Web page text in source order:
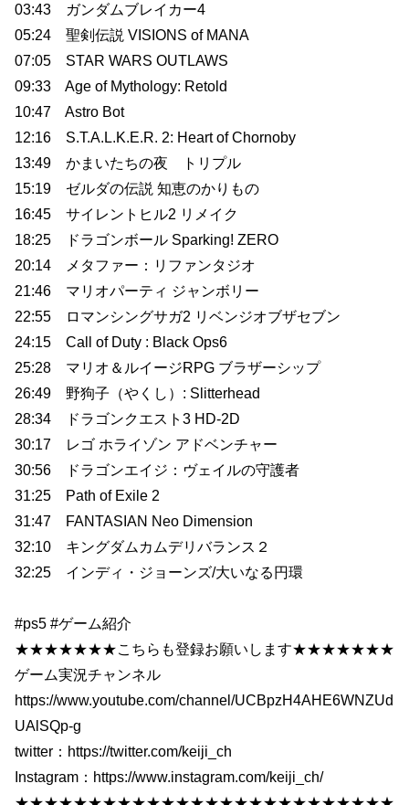
03:43 ガンダムブレイカー4
05:24 聖剣伝説 VISIONS of MANA
07:05 STAR WARS OUTLAWS
09:33 Age of Mythology: Retold
10:47 Astro Bot
12:16 S.T.A.L.K.E.R. 2: Heart of Chornoby
13:49 かまいたちの夜 トリプル
15:19 ゼルダの伝説 知恵のかりもの
16:45 サイレントヒル2 リメイク
18:25 ドラゴンボール Sparking! ZERO
20:14 メタファー：リファンタジオ
21:46 マリオパーティ ジャンボリー
22:55 ロマンシングサガ2 リベンジオブザセブン
24:15 Call of Duty : Black Ops6
25:28 マリオ＆ルイージRPG ブラザーシップ
26:49 野狗子（やくし）: Slitterhead
28:34 ドラゴンクエスト3 HD-2D
30:17 レゴ ホライゾン アドベンチャー
30:56 ドラゴンエイジ：ヴェイルの守護者
31:25 Path of Exile 2
31:47 FANTASIAN Neo Dimension
32:10 キングダムカムデリバランス２
32:25 インディ・ジョーンズ/大いなる円環
#ps5 #ゲーム紹介
★★★★★★★こちらも登録お願いします★★★★★★★
ゲーム実況チャンネル
https://www.youtube.com/channel/UCBpzH4AHE6WNZUd
UAlSQp-g
twitter：https://twitter.com/keiji_ch
Instagram：https://www.instagram.com/keiji_ch/